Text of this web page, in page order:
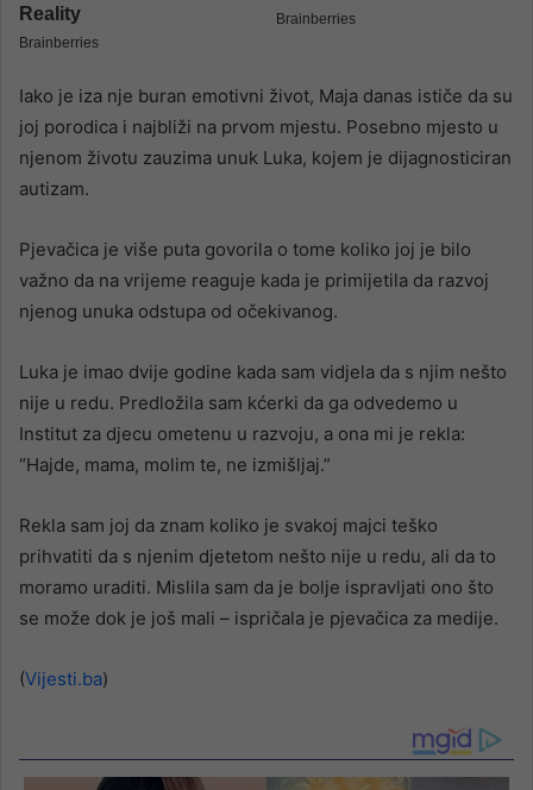
Iako je iza nje buran emotivni život, Maja danas ističe da su
joj porodica i najbliži na prvom mjestu. Posebno mjesto u
njenom životu zauzima unuk Luka, kojem je dijagnosticiran
autizam.
Pjevačica je više puta govorila o tome koliko joj je bilo
važno da na vrijeme reaguje kada je primijetila da razvoj
njenog unuka odstupa od očekivanog.
Luka je imao dvije godine kada sam vidjela da s njim nešto
nije u redu. Predložila sam kćerki da ga odvedemo u
Institut za djecu ometenu u razvoju, a ona mi je rekla:
“Hajde, mama, molim te, ne izmišljaj.”
Rekla sam joj da znam koliko je svakoj majci teško
prihvatiti da s njenim djetetom nešto nije u redu, ali da to
moramo uraditi. Mislila sam da je bolje ispravljati ono što
se može dok je još mali – ispričala je pjevačica za medije.
(Vijesti.ba)